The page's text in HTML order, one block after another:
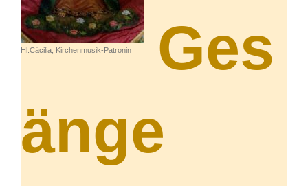
Hl.Cäcilia, Kirchenmusik-Patronin
Ges
änge